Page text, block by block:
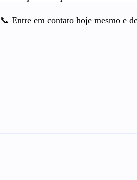
📞 Entre em contato hoje mesmo e